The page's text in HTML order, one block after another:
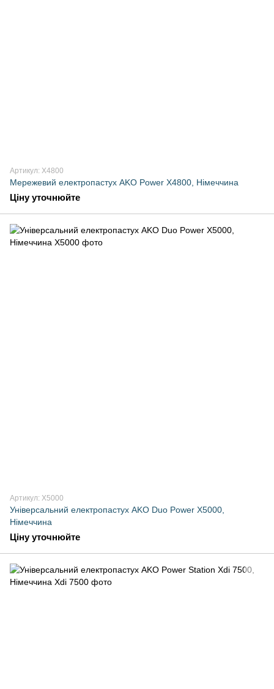
Артикул: X4800
Мережевий електропастух AKO Power X4800, Німеччина
Ціну уточнюйте
Артикул: X5000
Універсальний електропастух AKO Duo Power X5000,
Німеччина
Ціну уточнюйте